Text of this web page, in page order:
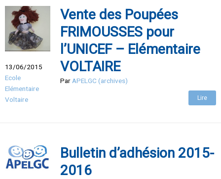
13/06/2015
Ecole
Elémentaire
Voltaire
Vente des Poupées
FRIMOUSSES pour
l’UNICEF – Elémentaire
VOLTAIRE
Par APELGC (archives)
Lire
Bulletin d’adhésion 2015-
2016